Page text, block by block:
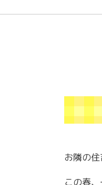
お隣の
この春